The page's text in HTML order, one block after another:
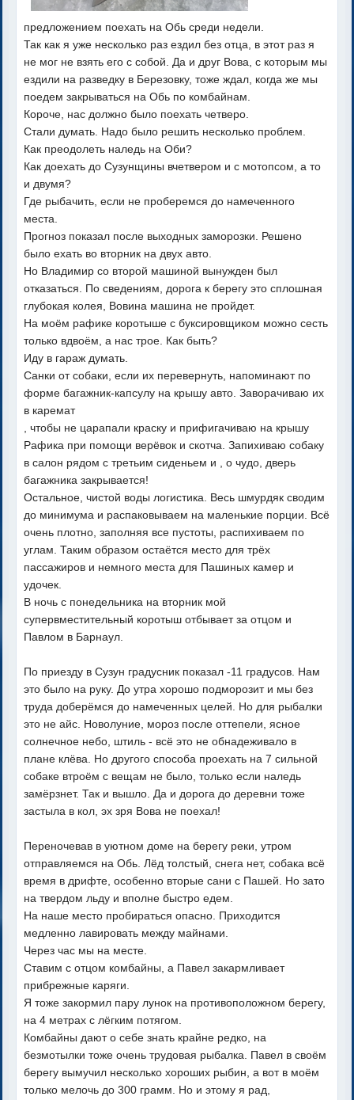
предложением поехать на Обь среди недели.
Так как я уже несколько раз ездил без отца, в этот раз я
не мог не взять его с собой. Да и друг Вова, с которым мы
ездили на разведку в Березовку, тоже ждал, когда же мы
поедем закрываться на Обь по комбайнам.
Короче, нас должно было поехать четверо.
Стали думать. Надо было решить несколько проблем.
Как преодолеть наледь на Оби?
Как доехать до Сузунщины вчетвером и с мотопсом, а то
и двумя?
Где рыбачить, если не проберемся до намеченного
места.
Прогноз показал после выходных заморозки. Решено
было ехать во вторник на двух авто.
Но Владимир со второй машиной вынужден был
отказаться. По сведениям, дорога к берегу это сплошная
глубокая колея, Вовина машина не пройдет.
На моём рафике коротыше с буксировщиком можно сесть
только вдвоём, а нас трое. Как быть?
Иду в гараж думать.
Санки от собаки, если их перевернуть, напоминают по
форме багажник-капсулу на крышу авто. Заворачиваю их
в каремат
, чтобы не царапали краску и прифигачиваю на крышу
Рафика при помощи верёвок и скотча. Запихиваю собаку
в салон рядом с третьим сиденьем и , о чудо, дверь
багажника закрывается!
Остальное, чистой воды логистика. Весь шмурдяк сводим
до минимума и распаковываем на маленькие порции. Всё
очень плотно, заполняя все пустоты, распихиваем по
углам. Таким образом остаётся место для трёх
пассажиров и немного места для Пашиных камер и
удочек.
В ночь с понедельника на вторник мой
супервместительный коротыш отбывает за отцом и
Павлом в Барнаул.
По приезду в Сузун градусник показал -11 градусов. Нам
это было на руку. До утра хорошо подморозит и мы без
труда доберёмся до намеченных целей. Но для рыбалки
это не айс. Новолуние, мороз после оттепели, ясное
солнечное небо, штиль - всё это не обнадеживало в
плане клёва. Но другого способа проехать на 7 сильной
собаке втроём с вещам не было, только если наледь
замёрзнет. Так и вышло. Да и дорога до деревни тоже
застыла в кол, эх зря Вова не поехал!
Переночевав в уютном доме на берегу реки, утром
отправляемся на Обь. Лёд толстый, снега нет, собака всё
время в дрифте, особенно вторые сани с Пашей. Но зато
на твердом льду и вполне быстро едем.
На наше место пробираться опасно. Приходится
медленно лавировать между майнами.
Через час мы на месте.
Ставим с отцом комбайны, а Павел закармливает
прибрежные каряги.
Я тоже закормил пару лунок на противоположном берегу,
на 4 метрах с лёгким потягом.
Комбайны дают о себе знать крайне редко, на
безмотылки тоже очень трудовая рыбалка. Павел в своём
берегу вымучил несколько хороших рыбин, а вот в моём
только мелочь до 300 грамм. Но и этому я рад,